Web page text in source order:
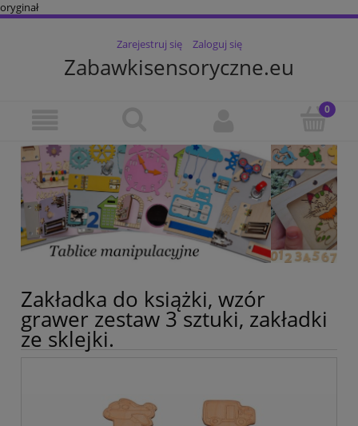
oryginał
Zarejestruj się Zaloguj się
Zabawkisensoryczne.eu
Zakładka do książki, wzór
grawer zestaw 3 sztuki, zakładki
ze sklejki.